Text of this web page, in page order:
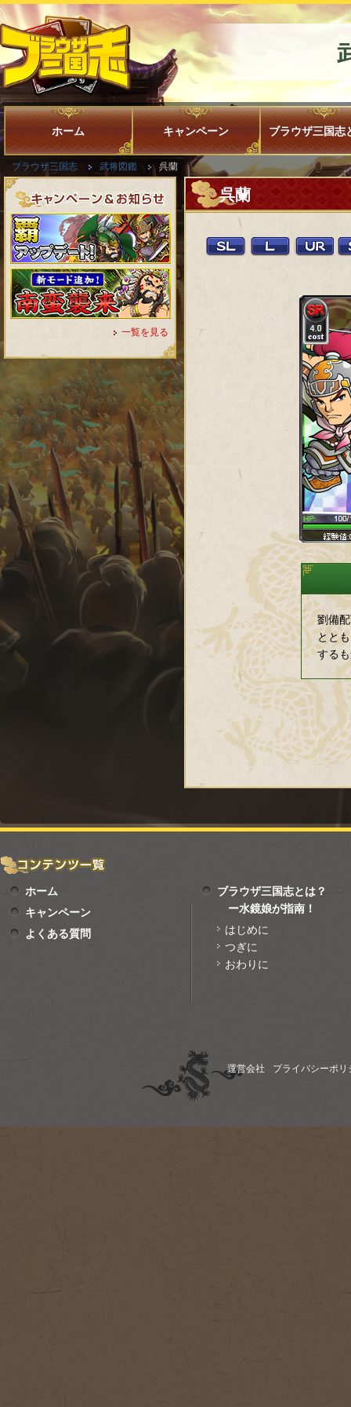
ホーム キャンペーン ブラウザ三国志
ブラウザ三国志 武将図鑑 呉蘭
一覧を見る
呉蘭
劉備
とと
する
ホーム
キャンペーン
よくある質問
ブラウザ三国志とは？
ー水鏡娘が指南！
はじめに
つぎに
おわりに
運営会社 プライバシーポリ